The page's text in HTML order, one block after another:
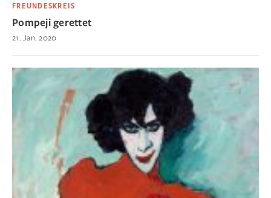
FREUNDESKREIS
Pompeji gerettet
21. Jan. 2020